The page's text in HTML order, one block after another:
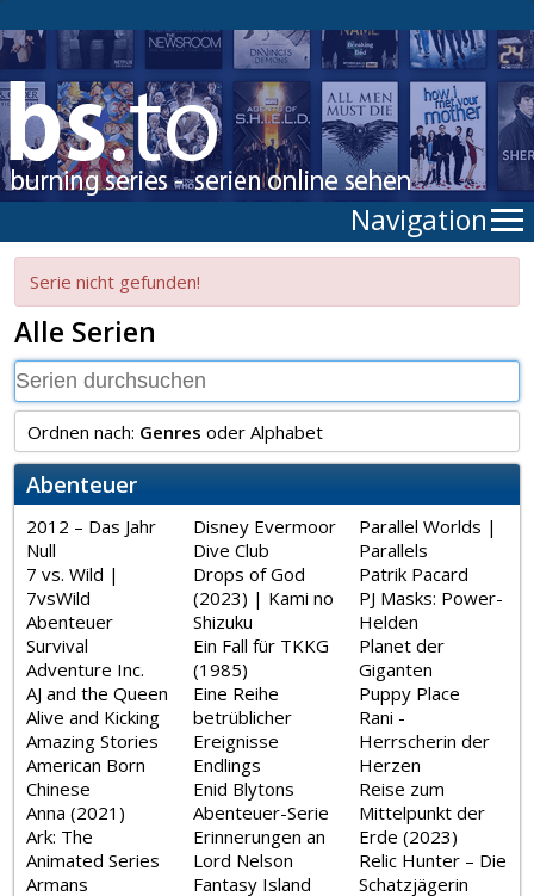
Navigation
Serie nicht gefunden!
Alle Serien
Ordnen nach: Genres oder Alphabet
Abenteuer
2012 – Das Jahr
Null
7 vs. Wild |
7vsWild
Abenteuer
Survival
Adventure Inc.
AJ and the Queen
Alive and Kicking
Amazing Stories
American Born
Chinese
Anna (2021)
Ark: The
Animated Series
Armans
Disney Evermoor
Dive Club
Drops of God
(2023) | Kami no
Shizuku
Ein Fall für TKKG
(1985)
Eine Reihe
betrüblicher
Ereignisse
Endlings
Enid Blytons
Abenteuer-Serie
Erinnerungen an
Lord Nelson
Fantasy Island
Parallel Worlds |
Parallels
Patrik Pacard
PJ Masks: Power-
Helden
Planet der
Giganten
Puppy Place
Rani -
Herrscherin der
Herzen
Reise zum
Mittelpunkt der
Erde (2023)
Relic Hunter – Die
Schatzjägerin